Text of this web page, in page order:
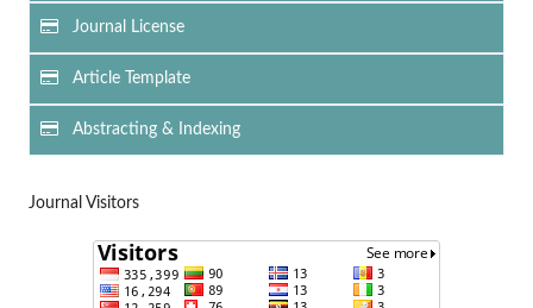
Journal License
Article Template
Abstracting & Indexing
Journal Visitors